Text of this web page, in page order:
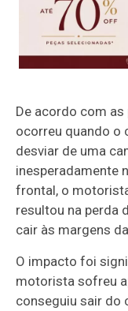
De acordo com
ocorreu quando o
desviar de uma
inesperadamente
frontal, o
resultou na perda
cair às margens
O impacto foi
motorista sofreu
conseguiu sair do